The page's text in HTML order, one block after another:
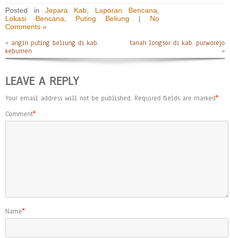
Posted inJepara Kab Laporan Bencana
Lokasi Bencana
Puting Beliung | No
Comments »
« angin puting beliung di kab.
kebumen
tanah longsor di kab. purworejo
»
LEAVE A REPLY
Your email address will not be published. Required fields are marked*
Comment*
Name*